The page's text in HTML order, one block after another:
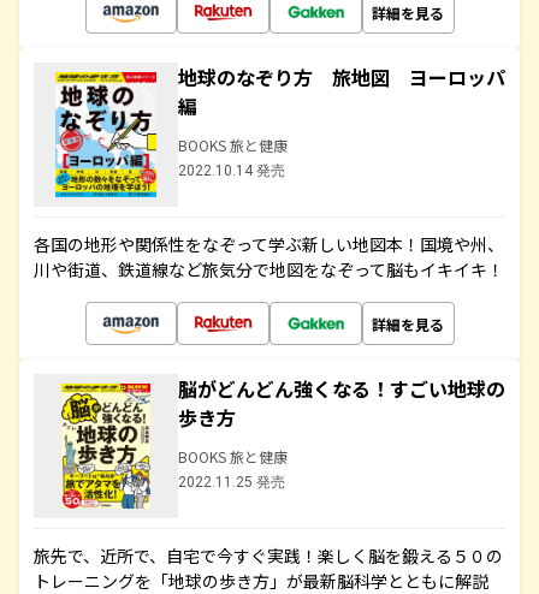
詳細を見る
地球のなぞり方 旅地図 ヨーロッパ
編
BOOKS 旅と健康
2022.10.14 発売
各国の地形や関係性をなぞって学ぶ新しい地図本！国境や州、
川や街道、鉄道線など旅気分で地図をなぞって脳もイキイキ！
詳細を見る
脳がどんどん強くなる！すごい地球の
歩き方
BOOKS 旅と健康
2022.11.25 発売
旅先で、近所で、自宅で今すぐ実践！楽しく脳を鍛える５０の
トレーニングを「地球の歩き方」が最新脳科学とともに解説